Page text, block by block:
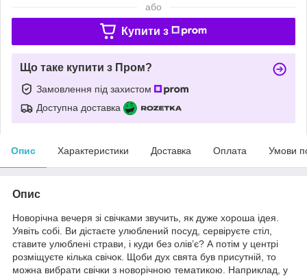
або
Купити з
Що таке купити з Пром?
Замовлення під захистом
Доступна доставка
Опис Характеристики Доставка Оплата Умови
Опис
Новорічна вечеря зі свічками звучить, як дуже хороша ідея.
Уявіть собі. Ви дістаєте улюблений посуд, сервіруєте стіл,
ставите улюблені страви, і куди без олів’є? А потім у центрі
розміщуєте кілька свічок. Щоби дух свята був присутній, то
можна вибрати свічки з новорічною тематикою. Наприклад, у